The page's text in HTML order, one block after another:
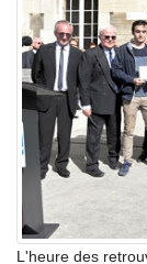
L'heure des